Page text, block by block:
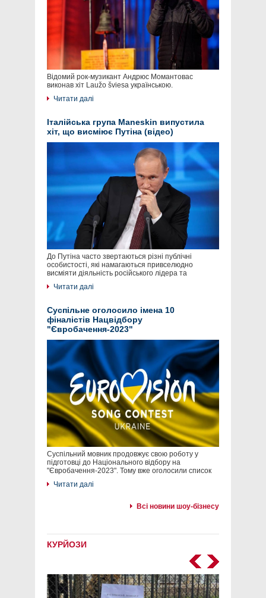
Відомий рок-музикант Андрюс Момантовас
виконав хіт Laužo šviesa українською.
Читати далі
Італійська група Maneskin випустила
хіт, що висміює Путіна (відео)
До Путіна часто звертаються різні публічні
особистості, які намагаються привселюдно
висміяти діяльність російського лідера та
Читати далі
Суспільне оголосило імена 10
фіналістів Нацвідбору
"Євробачення-2023"
Суспільний мовник продовжує свою роботу у
підготовці до Національного відбору на
"Євробачення-2023". Тому вже оголосили список
Читати далі
Всі новини шоу-бізнесу
КУРЙОЗИ